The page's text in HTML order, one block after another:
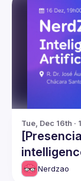
Tue, Dec 16th ·
Nerdzao